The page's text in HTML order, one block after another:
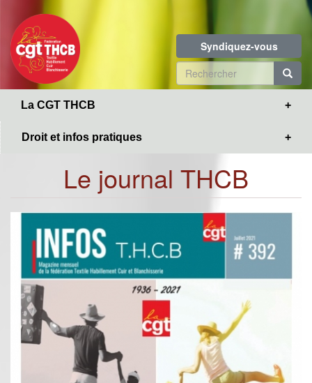
contenu
principal
Syndiquez-vous
Formulaire
de
La CGT THCB
Droit et infos pratiques
Le journal THCB